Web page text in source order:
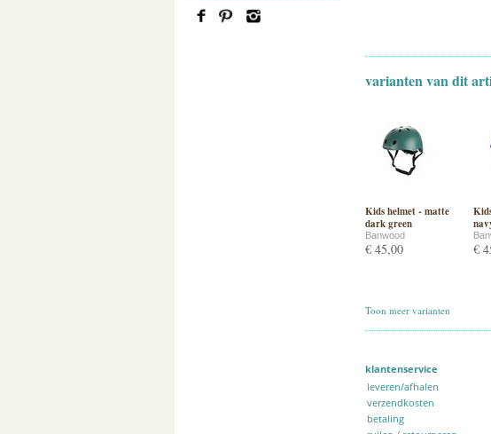
varianten van dit
Kids helmet - matte
dark green
Banwood
€ 45,00 €
Toon meer varianten
klantenservice
leveren/afhalen
verzendkosten
betaling